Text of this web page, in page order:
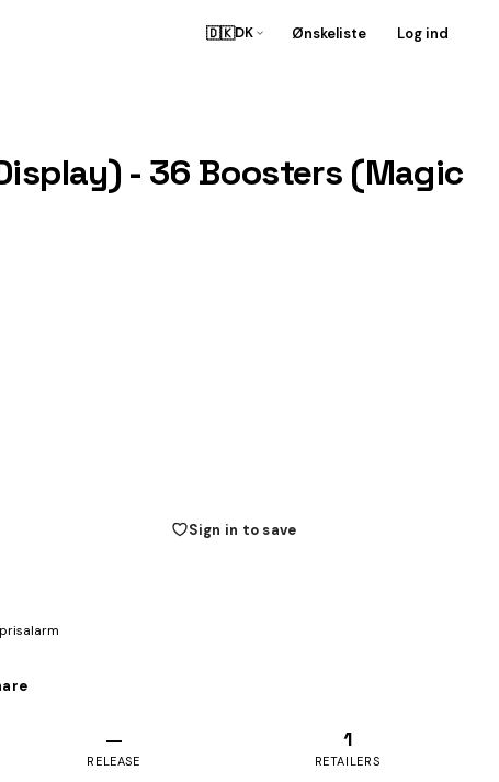
🇩🇰DK Ønskeliste Log ind
- 36 Boosters (Magic
Sign in to save
—
RELEASE
1
RETAILERS